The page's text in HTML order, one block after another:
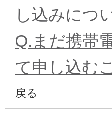
し込みにつ
Q.まだ携帯
て申し込む
戻る